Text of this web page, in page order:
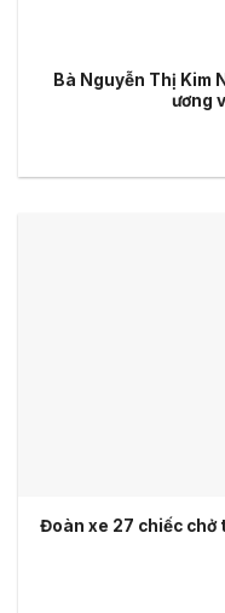
Bà Nguyễn Thị Kim
ương
Đoàn xe 27 chiếc chở